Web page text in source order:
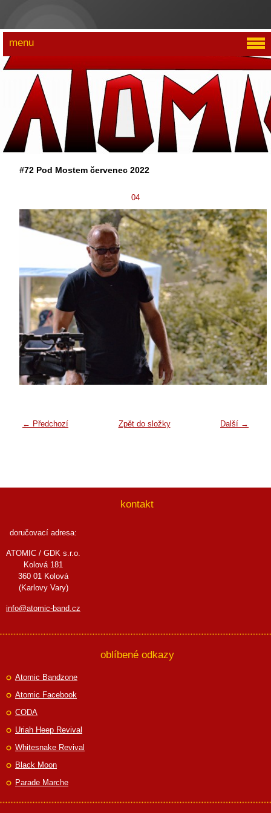
#72 Pod Mostem červenec 2022
04
← Předchozí Další →
Zpět do složky
menu
kontakt
doručovací adresa:
ATOMIC / GDK s.r.o.
Kolová 181
360 01 Kolová
(Karlovy Vary)
info@atomic-band.cz
oblíbené odkazy
Atomic Bandzone
Atomic Facebook
CODA
Uriah Heep Revival
Whitesnake Revival
Black Moon
Parade Marche